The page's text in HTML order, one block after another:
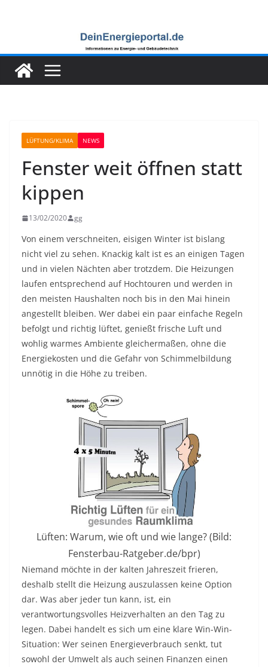
LÜFTUNG/KLIMA NEWS
Fenster weit öffnen statt
kippen
13/02/2020 gg
Von einem verschneiten, eisigen Winter ist bislang
nicht viel zu sehen. Knackig kalt ist es an einigen Tagen
und in vielen Nächten aber trotzdem. Die Heizungen
laufen entsprechend auf Hochtouren und werden in
den meisten Haushalten noch bis in den Mai hinein
angestellt bleiben. Wer dabei ein paar einfache Regeln
befolgt und richtig lüftet, genießt frische Luft und
wohlig warmes Ambiente gleichermaßen, ohne die
Energiekosten und die Gefahr von Schimmelbildung
unnötig in die Höhe zu treiben.
Lüften: Warum, wie oft und wie lange? (Bild:
Fensterbau-Ratgeber.de/bpr)
Niemand möchte in der kalten Jahreszeit frieren,
deshalb stellt die Heizung auszulassen keine Option
dar. Was aber jeder tun kann, ist, ein
verantwortungsvolles Heizverhalten an den Tag zu
legen. Dabei handelt es sich um eine klare Win-Win-
Situation: Wer seinen Energieverbrauch senkt, tut
sowohl der Umwelt als auch seinen Finanzen einen